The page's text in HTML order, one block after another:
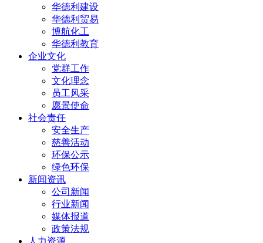
华德利建设
华德利贸易
博航化工
华德利教育
企业文化
党群工作
文化理念
员工风采
愿景使命
社会责任
安全生产
慈善活动
环保公示
绿色环保
新闻资讯
公司新闻
行业新闻
媒体报道
政策法规
人力资源